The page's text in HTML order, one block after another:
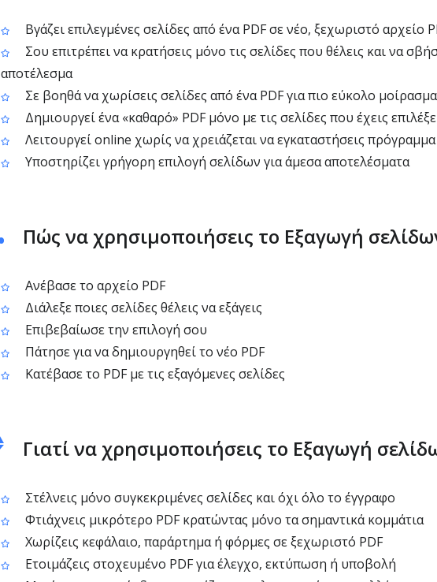
Βγάζει επιλεγμένες σελίδες από ένα PDF σε νέο, ξεχωριστό αρχείο
Σου επιτρέπει να κρατήσεις μόνο τις σελίδες που θέλεις και να
αποτέλεσμα
Σε βοηθά να χωρίσεις σελίδες από ένα PDF για πιο εύκολο
Δημιουργεί ένα «καθαρό» PDF μόνο με τις σελίδες που έχεις
Λειτουργεί online χωρίς να χρειάζεται να εγκαταστήσεις πρόγραμμα
Υποστηρίζει γρήγορη επιλογή σελίδων για άμεσα αποτελέσματα
Πώς να χρησιμοποιήσεις το Εξαγωγή
Ανέβασε το αρχείο PDF
Διάλεξε ποιες σελίδες θέλεις να εξάγεις
Επιβεβαίωσε την επιλογή σου
Πάτησε για να δημιουργηθεί το νέο PDF
Κατέβασε το PDF με τις εξαγόμενες σελίδες
Γιατί να χρησιμοποιήσεις το Εξαγωγή
Στέλνεις μόνο συγκεκριμένες σελίδες και όχι όλο το έγγραφο
Φτιάχνεις μικρότερο PDF κρατώντας μόνο τα σημαντικά κομμάτια
Χωρίζεις κεφάλαιο, παράρτημα ή φόρμες σε ξεχωριστό PDF
Ετοιμάζεις στοχευμένο PDF για έλεγχο, εκτύπωση ή υποβολή